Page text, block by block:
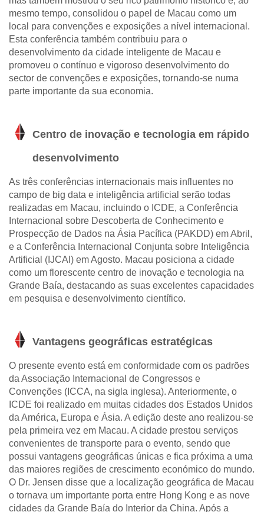
mesmo tempo, consolidou o papel de Macau como um
local para convenções e exposições a nível internacional.
Esta conferência também contribuiu para o
desenvolvimento da cidade inteligente de Macau e
promoveu o contínuo e vigoroso desenvolvimento do
sector de convenções e exposições, tornando-se numa
parte importante da sua economia.
Centro de inovação e tecnologia em rápido
desenvolvimento
As três conferências internacionais mais influentes no
campo de big data e inteligência artificial serão todas
realizadas em Macau, incluindo o ICDE, a Conferência
Internacional sobre Descoberta de Conhecimento e
Prospecção de Dados na Ásia Pacífica (PAKDD) em Abril,
e a Conferência Internacional Conjunta sobre Inteligência
Artificial (IJCAI) em Agosto. Macau posiciona a cidade
como um florescente centro de inovação e tecnologia na
Grande Baía, destacando as suas excelentes capacidades
em pesquisa e desenvolvimento científico.
Vantagens geográficas estratégicas
O presente evento está em conformidade com os padrões
da Associação Internacional de Congressos e
Convenções (ICCA, na sigla inglesa). Anteriormente, o
ICDE foi realizado em muitas cidades dos Estados Unidos
da América, Europa e Ásia. A edição deste ano realizou-se
pela primeira vez em Macau. A cidade prestou serviços
convenientes de transporte para o evento, sendo que
possui vantagens geográficas únicas e fica próxima a uma
das maiores regiões de crescimento económico do mundo.
O Dr. Jensen disse que a localização geográfica de Macau
o tornava um importante porta entre Hong Kong e as nove
cidades da Grande Baía do Interior da China. Após a